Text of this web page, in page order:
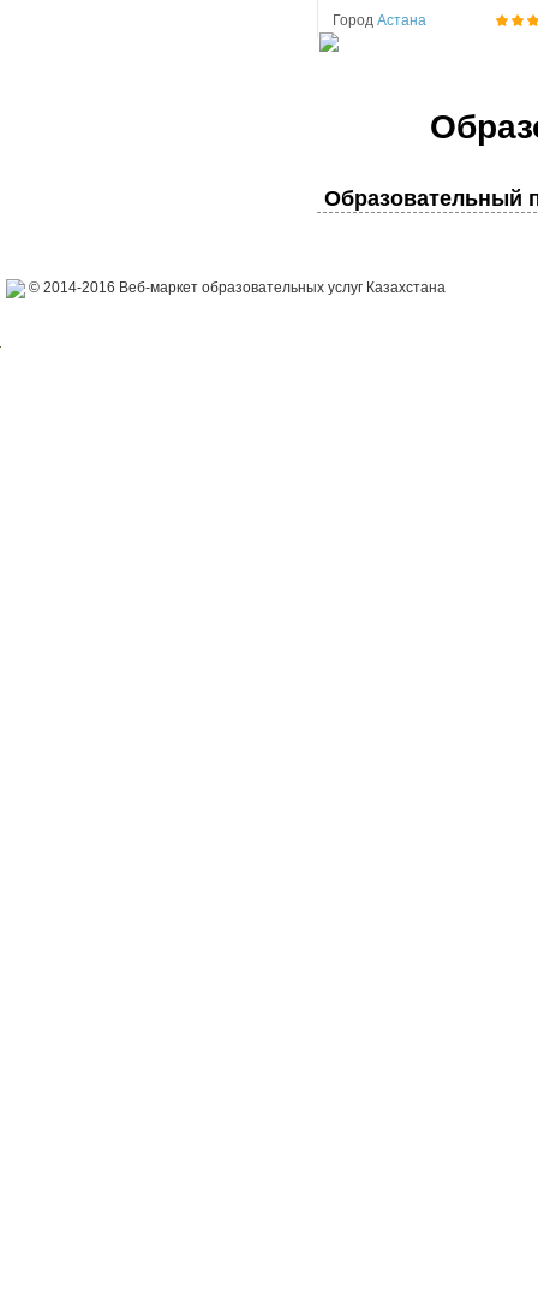
Город Астана
Образовательный
© 2014-2016 Веб-маркет образовательных услуг Казахстана